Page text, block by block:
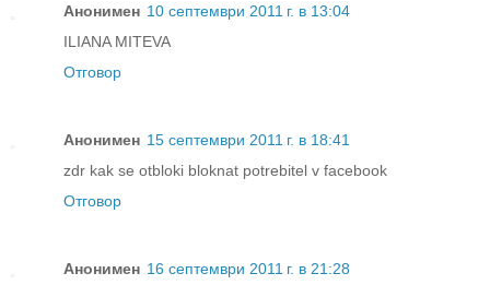
Анонимен 10 септември 2011 г. в 13:04
ILIANA MITEVA
Отговор
Анонимен 15 септември 2011 г. в 18:41
zdr kak se otbloki bloknat potrebitel v facebook
Отговор
Анонимен 16 септември 2011 г. в 21:28